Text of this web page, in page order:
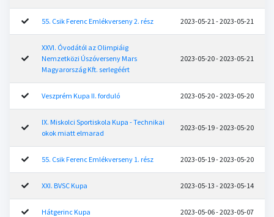
55. Csik Ferenc Emlékverseny 2. rész 2023-05-21 - 2023-05-21
XXVI. Óvodától az Olimpiáig
Nemzetközi Úszóverseny Mars
Magyarország Kft. serlegéért
2023-05-20 - 2023-05-21
Veszprém Kupa II. forduló 2023-05-20 - 2023-05-20
IX. Miskolci Sportiskola Kupa - Technikai
okok miatt elmarad
2023-05-19 - 2023-05-20
55. Csik Ferenc Emlékverseny 1. rész 2023-05-19 - 2023-05-20
XXI. BVSC Kupa 2023-05-13 - 2023-05-14
Hátgerinc Kupa 2023-05-06 - 2023-05-07